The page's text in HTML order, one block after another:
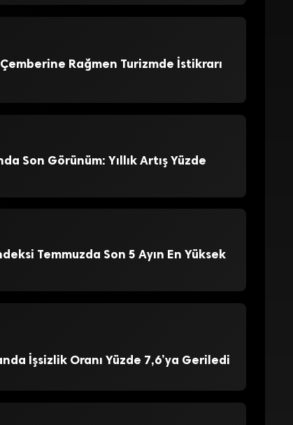
Rağmen Turizmde İstikrarı
Son Görünüm: Yıllık Artış Yüzde
Temmuzda Son 5 Ayın En Yüksek
İşsizlik Oranı Yüzde 7,6’ya Geriledi